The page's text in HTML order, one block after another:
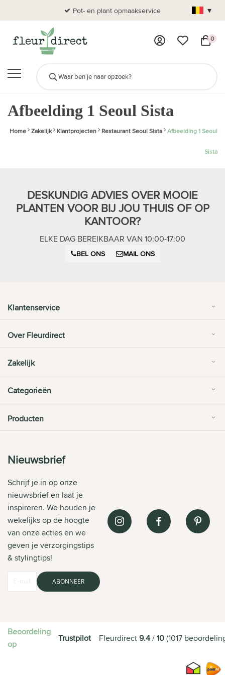
Pot- en plant opmaakservice ▾
0
Afbeelding 1 Seoul Sista
Home Zakelijk Klantprojecten Restaurant Seoul Sista Afbeelding 1 Seoul
Sista
DESKUNDIG ADVIES OVER MOOIE
PLANTEN VOOR BIJ JOU THUIS OF OP
KANTOOR?
ELKE DAG BEREIKBAAR VAN 10:00-17:00
BEL ONS MAIL ONS
Klantenservice
Over Fleurdirect
Zakelijk
Categorieën
Producten
Nieuwsbrief
Schrijf je in op onze
nieuwsbrief en laat je
inspireren. We houden je
wekelijks op de hoogte
van onze acties en we
geven je verzorgingstips
& stylingtips!
ABONNEER
Beoordeling
op
Trustpilot Fleurdirect9.4/10(1017